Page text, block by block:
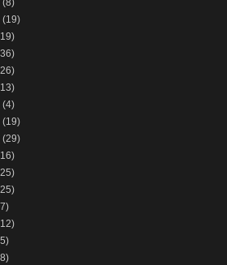
(8)
(19)
(4)
(19)
(29)